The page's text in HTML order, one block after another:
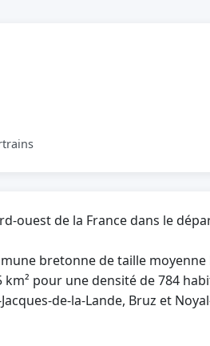
ouest de la France dans le
bretonne de taille
pour une densité de 784
de-la-Lande, Bruz et